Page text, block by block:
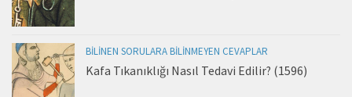
BILINEN SORULARA BILINMEYEN CEVAPLAR
Kafa Tıkanıklığı Nasıl Tedavi Edilir? (1596)